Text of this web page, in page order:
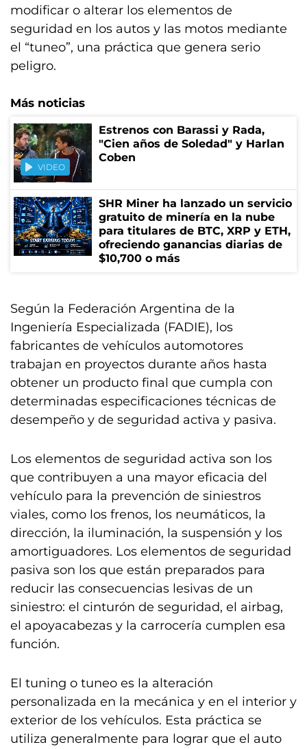
modificar o alterar los elementos de
seguridad en los autos y las motos mediante
el “tuneo”, una práctica que genera serio
peligro.
Más noticias
VIDEO
Estrenos con Barassi y Rada,
"Cien años de Soledad" y Harlan
Coben
SHR Miner ha lanzado un servicio
gratuito de minería en la nube
para titulares de BTC, XRP y ETH,
ofreciendo ganancias diarias de
$10,700 o más
Según la Federación Argentina de la
Ingeniería Especializada (FADIE), los
fabricantes de vehículos automotores
trabajan en proyectos durante años hasta
obtener un producto final que cumpla con
determinadas especificaciones técnicas de
desempeño y de seguridad activa y pasiva.
Los elementos de seguridad activa son los
que contribuyen a una mayor eficacia del
vehículo para la prevención de siniestros
viales, como los frenos, los neumáticos, la
dirección, la iluminación, la suspensión y los
amortiguadores. Los elementos de seguridad
pasiva son los que están preparados para
reducir las consecuencias lesivas de un
siniestro: el cinturón de seguridad, el airbag,
el apoyacabezas y la carrocería cumplen esa
función.
El tuning o tuneo es la alteración
personalizada en la mecánica y en el interior y
exterior de los vehículos. Esta práctica se
utiliza generalmente para lograr que el auto